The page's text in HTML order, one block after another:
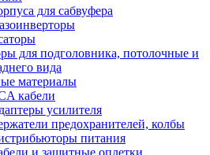
для сабвуфера
для подголовника, потолочные и
вида
материалы
кабели
усилителя
предохранителей, колбы
питания